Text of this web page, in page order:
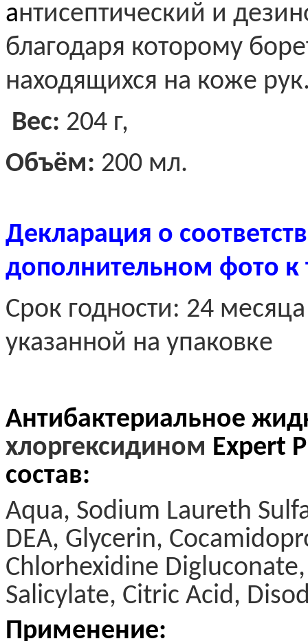
антисептический и
благодаря которому
находящихся на коже
Вес: 204 г,
Объём: 200 мл.
Декларация о
дополнительном фото к
Срок годности: 24
указанной на упаковке
Антибактериальное
хлоргексидином Expert
состав:
Aqua, Sodium Laureth
DEA, Glycerin,
Chlorhexidine
Salicylate, Citric Acid,
Применение: